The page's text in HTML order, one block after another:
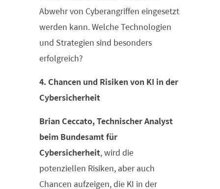
Abwehr von Cyberangriffen eingesetzt
werden kann. Welche Technologien
und Strategien sind besonders
erfolgreich?
4. Chancen und Risiken von KI in der
Cybersicherheit
Brian Ceccato, Technischer Analyst
beim Bundesamt für
Cybersicherheit , wird die
potenziellen Risiken, aber auch
Chancen aufzeigen, die KI in der